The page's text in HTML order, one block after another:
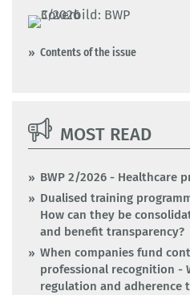
Contents of the issue
MOST READ
BWP 2/2026 - Healthcare
Dualised training
How can they be
and benefit transparency?
When companies fund
professional recognition -
regulation and adherence